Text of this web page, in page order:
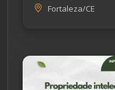
Fortaleza/CE